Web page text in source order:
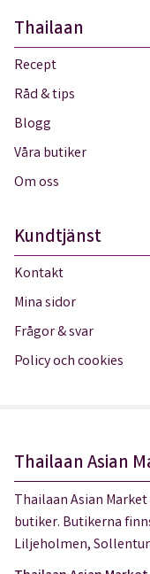
Thailaan
Recept
Råd & tips
Blogg
Våra butiker
Om oss
Kundtjänst
Kontakt
Mina sidor
Frågor & svar
Policy och cookies
Thailaan Asian
Thailaan Asian
butiker. Butikerna
Liljeholmen,